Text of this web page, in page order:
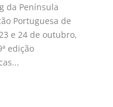
da Península
Portuguesa de
e 24 de outubro,
edição